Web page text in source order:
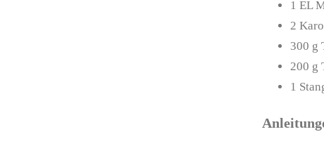
1 EL
2
300 g
200 g
1